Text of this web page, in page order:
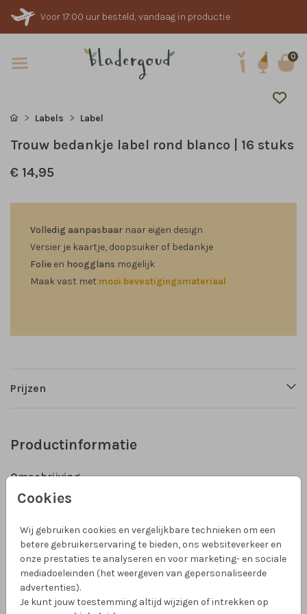
Voor 17:00 uur besteld, vandaag in productie
0
Cookies
Wij gebruiken cookies en vergelijkbare technieken om een
betere gebruikerservaring te bieden, ons websiteverkeer en
onze prestaties te analyseren en voor marketing- en sociale
mediadoeleinden (het weergeven van gepersonaliseerde
advertenties).
Je kunt jouw toestemming altijd wijzigen of intrekken op
Labels Label
Trouw bedankje label rond blanco | 16 stuks
€ 14,95
Volledig aanpasbaar naar eigen design
Versier je kaartje, doopsuiker of bedankje
Folie en hoogglans mogelijk
Maak vast met mooi bevestigingsmateriaal
Prijzen
Productinformatie
Omschrijving
Deze lieve ronde labeltjes zijn 4 x 4 cm, met een
je kaart toe te voegen of aan je bedankje. Je krijgt 16
labeltjes.
Collectie
Label